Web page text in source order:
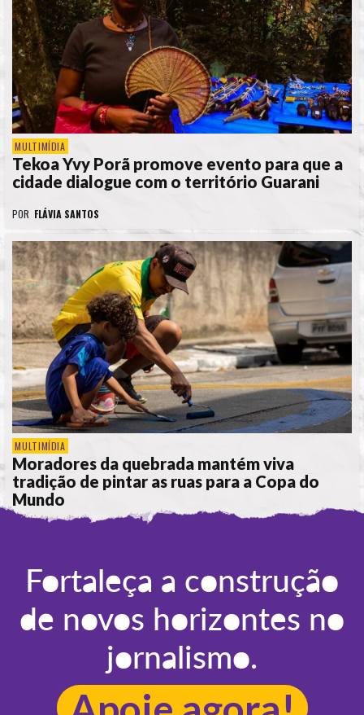
MULTIMÍDIA
Tekoa Yvy Porã promove evento para que a
cidade dialogue com o território Guarani
POR FLÁVIA SANTOS
MULTIMÍDIA
Moradores da quebrada mantém viva
tradição de pintar as ruas para a Copa do
Mundo
Fortaleça a construção
de novos horizontes no
jornalismo.